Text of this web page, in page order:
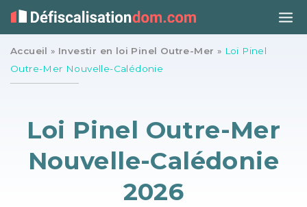
Accueil » Investir en loi Pinel Outre-Mer » Loi Pinel
Outre-Mer Nouvelle-Calédonie
Loi Pinel Outre-Mer
Nouvelle-Calédonie
2026